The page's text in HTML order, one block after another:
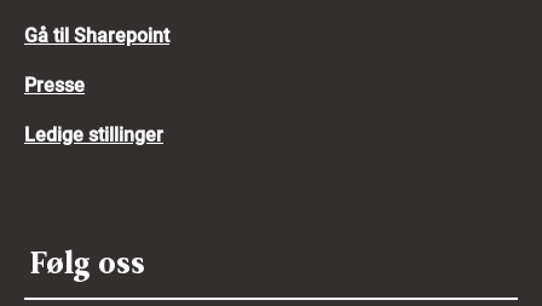
Gå til Sharepoint
Presse
Ledige stillinger
Følg oss